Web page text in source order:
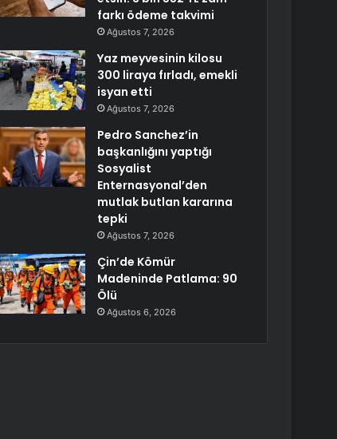
farkı ödeme takvimi
Ağustos 7, 2026
Yaz meyvesinin kilosu
300 liraya fırladı, emekli
isyan etti
Ağustos 7, 2026
Pedro Sanchez’in
başkanlığını yaptığı
Sosyalist
Enternasyonal’den
mutlak butlan kararına
tepki
Ağustos 7, 2026
Çin’de Kömür
Madeninde Patlama: 90
Ölü
Ağustos 6, 2026